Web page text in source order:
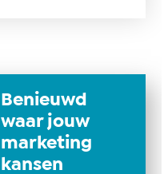
Benieuwd
waar jouw
marketing
kansen